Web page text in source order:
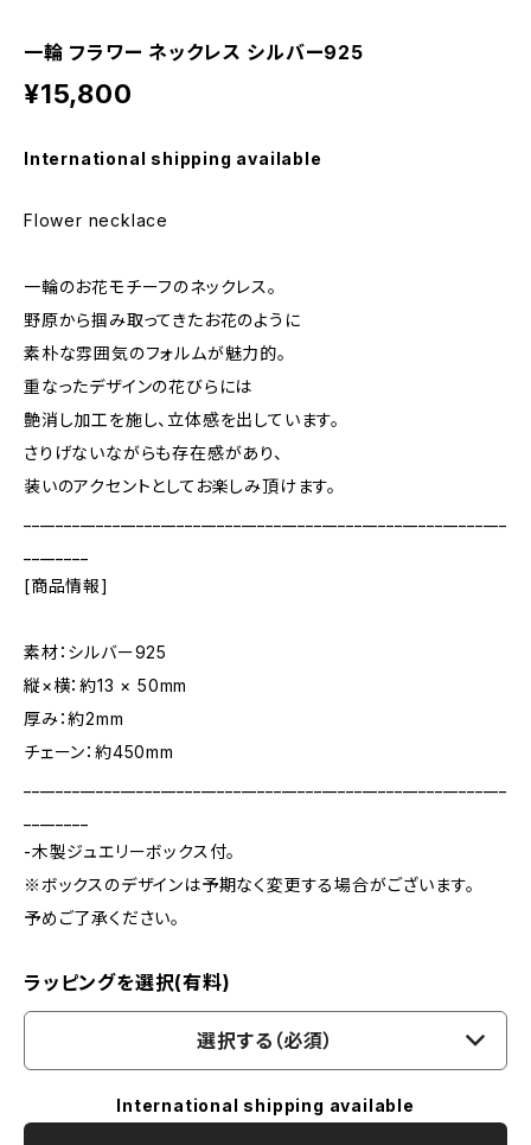
一輪 フラワー ネックレス シルバー925
¥15,800
International shipping available
Flower necklace
一輪のお花モチーフのネックレス。
野原から掴み取ってきたお花のように
素朴な雰囲気のフォルムが魅力的。
重なったデザインの花びらには
艶消し加工を施し、立体感を出しています。
さりげないながらも存在感があり、
装いのアクセントとしてお楽しみ頂けます。
[商品情報]
素材：シルバー925
縦×横：約13 × 50mm
厚み：約2mm
チェーン：約450mm
-木製ジュエリーボックス付。
※ボックスのデザインは予期なく変更する場合がございます。
予めご了承ください。
ラッピングを選択(有料)
選択する（必須）
International shipping available